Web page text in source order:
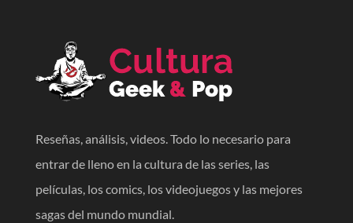
Reseñas, análisis, videos. Todo lo necesario para
entrar de lleno en la cultura de las series, las
películas, los comics, los videojuegos y las mejores
sagas del mundo mundial.